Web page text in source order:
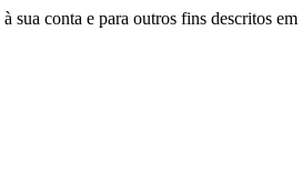
sua conta e para outros fins descritos em